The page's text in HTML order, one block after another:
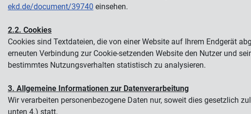
ekd.de/document/39740 einsehen.
2.2. Cookies
Cookies sind Textdateien, die von einer Website auf Ihrem Endgerät
erneuten Verbindung zur Cookie-setzenden Website den Nutzer und
bestimmtes Nutzungsverhalten statistisch zu analysieren.
3. Allgemeine Informationen zur Datenverarbeitung
Wir verarbeiten personenbezogene Daten nur, soweit dies gesetzlich
unten 4.) statt.